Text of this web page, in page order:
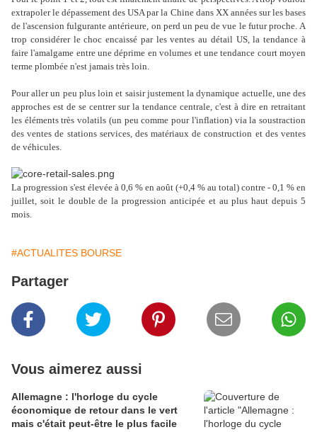
extrapoler le dépassement des USA par la Chine dans XX années sur les bases
de l'ascension fulgurante antérieure, on perd un peu de vue le futur proche. A
trop considérer le choc encaissé par les ventes au détail US, la tendance à
faire l'amalgame entre une déprime en volumes et une tendance court moyen
terme plombée n'est jamais très loin.
Pour aller un peu plus loin et saisir justement la dynamique actuelle, une des
approches est de se centrer sur la tendance centrale, c'est à dire en retraitant
les éléments très volatils (un peu comme pour l'inflation) via la soustraction
des ventes de stations services, des matériaux de construction et des ventes
de véhicules.
La progression s'est élevée à 0,6 % en août (+0,4 % au total) contre - 0,1 % en
juillet, soit le double de la progression anticipée et au plus haut depuis 5
mois.
#ACTUALITES BOURSE
Partager
Vous aimerez aussi
Allemagne : l'horloge du cycle
économique de retour dans le vert
mais c'était peut-être le plus facile